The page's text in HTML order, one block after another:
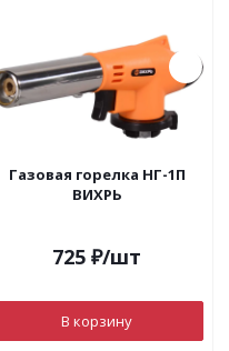
Газовая горелка НГ-1П
ВИХРЬ
725 ₽/шт
В корзину